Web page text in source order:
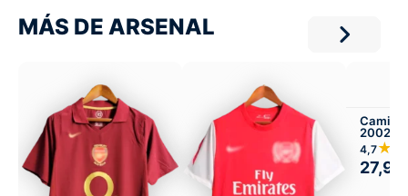
MÁS DE ARSENAL
2002-
4,7
27,99